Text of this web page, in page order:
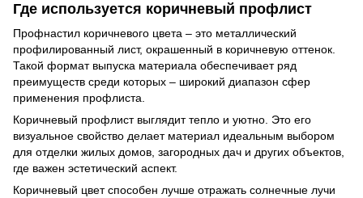
Где используется коричневый профлист
Профнастил коричневого цвета – это металлический
профилированный лист, окрашенный в коричневую оттенок.
Такой формат выпуска материала обеспечивает ряд
преимуществ среди которых – широкий диапазон сфер
применения профлиста.
Коричневый профлист выглядит тепло и уютно. Это его
визуальное свойство делает материал идеальным выбором
для отделки жилых домов, загородных дач и других объектов,
где важен эстетический аспект.
Коричневый цвет способен лучше отражать солнечные лучи